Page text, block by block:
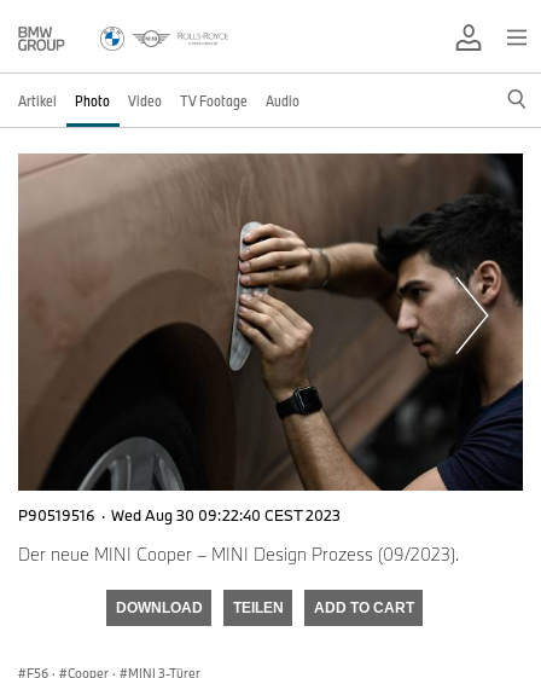
Artikel Photo Video TV Footage Audio
P90519516 · Wed Aug 30 09:22:40 CEST 2023
Der neue MINI Cooper – MINI Design Prozess (09/2023).
DOWNLOAD TEILEN ADD TO CART
F56 · Cooper · MINI 3-Türer